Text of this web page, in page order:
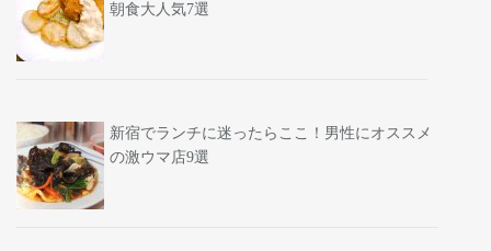
朝食大人気7選
新宿でランチに迷ったらここ！男性にオススメ
の激ウマ店9選